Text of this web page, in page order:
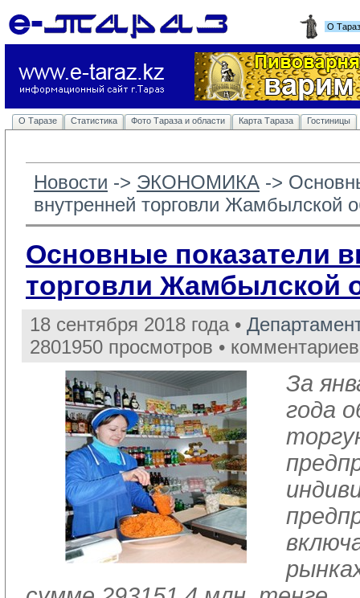
О
О Таразе Статистика Фото Тараза и области Карта Тараза Гостиницы
Новости -> ЭКОНОМИКА ->
внутренней торговли Жамбылской
Основные показатели
торговли Жамбылской
18 сентября 2018 года •
2801950 просмотров •
За
года